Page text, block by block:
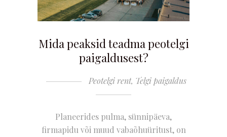
Mida peaksid teadma peotelgi
paigaldusest?
Peotelgi rent, Telgi paigaldus
Planeerides pulma, sünnipäeva,
firmapidu või muud vabaõhuüritust, on